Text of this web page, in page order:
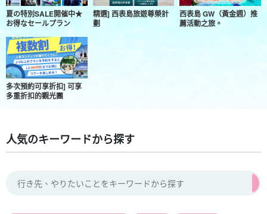
夏の特別SALE開催中★
お得なセールプラン
精選] 西表島旅遊尊榮計
劃
西表島 GW（黃金週）推
薦活動之旅。
多次預約可享折扣] 可享
多重折扣的觀光團
人気のキーワードから探す